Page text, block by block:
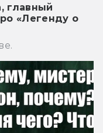
главный
«Легенду о